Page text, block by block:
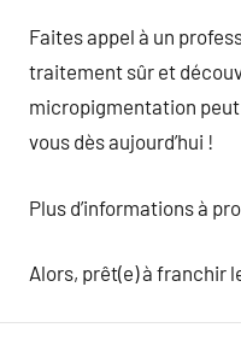
Faites appel à un
traitement sûr et
micropigmentation
vous dès aujourd’hui !
Plus d’informations à
Alors, prêt(e) à franchir